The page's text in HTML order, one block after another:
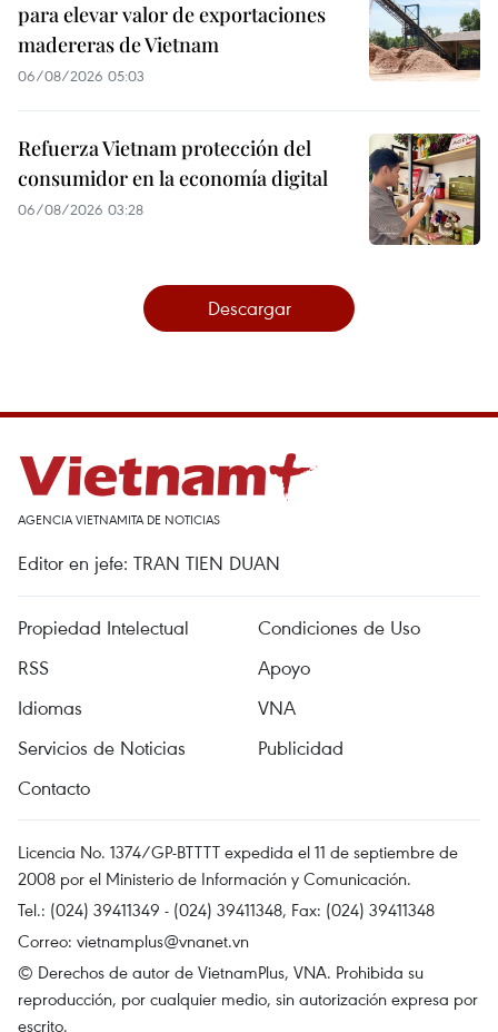
para elevar valor de exportaciones
madereras de Vietnam
06/08/2026 05:03
Refuerza Vietnam protección del
consumidor en la economía digital
06/08/2026 03:28
Descargar
AGENCIA VIETNAMITA DE NOTICIAS
Editor en jefe: TRAN TIEN DUAN
Propiedad Intelectual
Condiciones de Uso
RSS
Apoyo
Idiomas
VNA
Servicios de Noticias
Publicidad
Contacto
Licencia No. 1374/GP-BTTTT expedida el 11 de septiembre de
2008 por el Ministerio de Información y Comunicación.
Tel.: (024) 39411349 - (024) 39411348, Fax: (024) 39411348
Correo: vietnamplus@vnanet.vn
© Derechos de autor de VietnamPlus, VNA. Prohibida su
reproducción, por cualquier medio, sin autorización expresa por
escrito.